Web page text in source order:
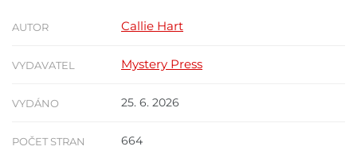
AUTOR Callie Hart
VYDAVATEL Mystery Press
VYDÁNO 25. 6. 2026
POČET STRAN 664